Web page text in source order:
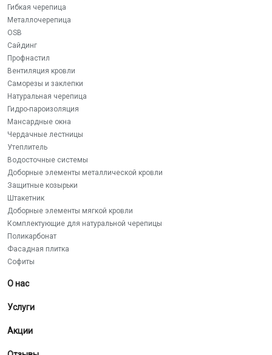
Гибкая черепица
Металлочерепица
OSB
Сайдинг
Профнастил
Вентиляция кровли
Саморезы и заклепки
Натуральная черепица
Гидро-пароизоляция
Мансардные окна
Чердачные лестницы
Утеплитель
Водосточные системы
Доборные элементы металлической кровли
Защитные козырьки
Штакетник
Доборные элементы мягкой кровли
Комплектующие для натуральной черепицы
Поликарбонат
Фасадная плитка
Софиты
О нас
Услуги
Акции